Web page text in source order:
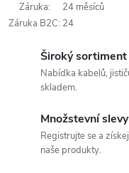
Záruka:
24 měsíců
Záruka B2C: 24
Široký sortiment
Nabídka kabelů,
skladem.
Množstevní slevy
Registrujte se a
naše produkty.